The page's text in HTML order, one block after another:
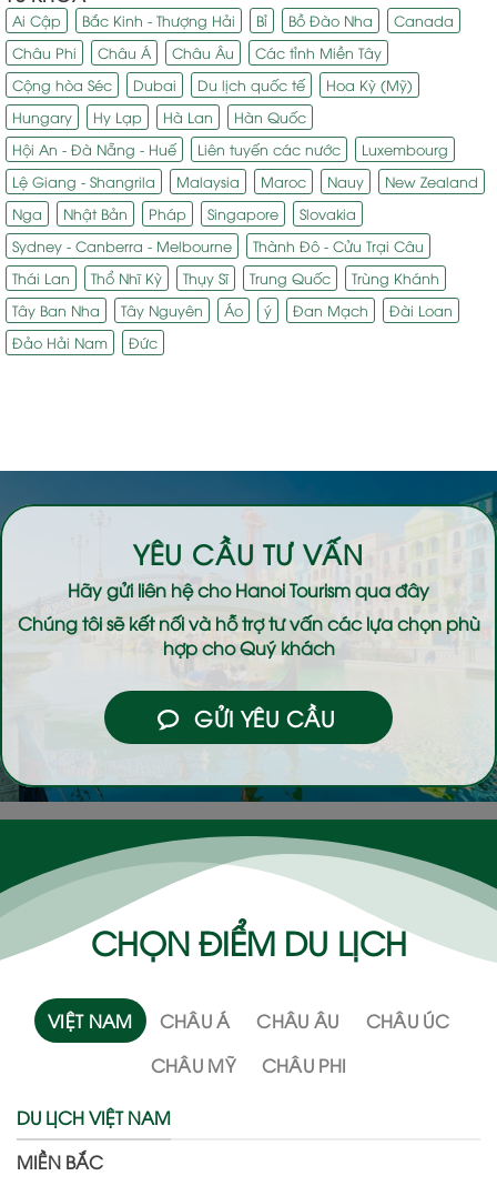
Ai Cập Bắc Kinh - Thượng Hải Bỉ Bồ Đào Nha
Canada
Châu Phi
Châu Á Châu Âu
Các tỉnh Miền Tây
Cộng hòa Séc
Dubai Du lịch quốc tế
Hoa Kỳ (Mỹ)
Hungary
Hy Lạp Hà Lan
Hàn Quốc
Hội An - Đà Nẵng - Huế
Liên tuyến các nước
Luxembourg
Lệ Giang - Shangrila
Malaysia Maroc Nauy
New Zealand
Nga
Nhật Bản Pháp Singapore
Slovakia
Sydney - Canberra - Melbourne
Thành Đô - Cửu Trại Câu
Thái Lan
Thổ Nhĩ Kỳ Thụy Sĩ Trung Quốc
Trùng Khánh
Tây Ban Nha
Tây Nguyên Áo ý Đan Mạch
Đài Loan
Đảo Hải Nam
Đức
YÊU CẦU TƯ VẤN
Hãy gửi liên hệ choHanoi Tourismqua đây
Chúng tôi sẽ kết nối và hỗ trợ tư vấn các lựa chọn phù
hợp cho Quý khách
GỬI YÊU CẦU
CHỌN ĐIỂM DU LỊCH
VIỆT NAM CHÂU Á CHÂU ÂU
CHÂU ÚC
CHÂU MỸ
CHÂU PHI
DU LỊCH VIỆT NAM
MIỀN BẮC